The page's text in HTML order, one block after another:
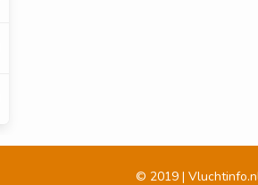
© 2019 |